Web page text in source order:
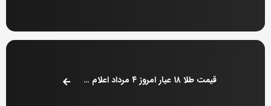
قیمت طلا ۱۸ عیار امروز ۴ مرداد اعلام شد + جدول